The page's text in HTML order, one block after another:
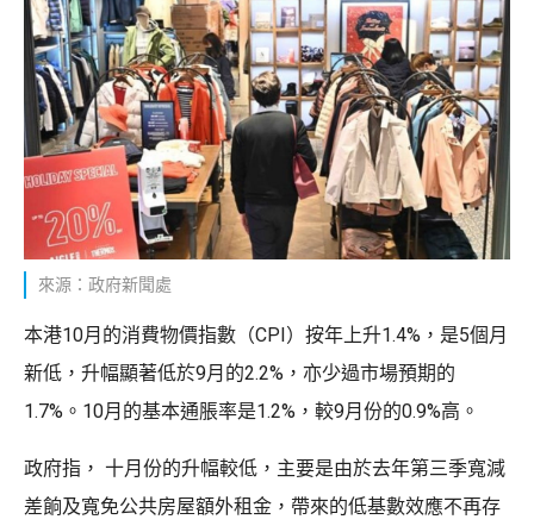
來源：政府新聞處
本港10月的消費物價指數（CPI）按年上升1.4%，是5個月
新低，升幅顯著低於9月的2.2%，亦少過市場預期的
1.7%。10月的基本通脹率是1.2%，較9月份的0.9%高。
政府指， 十月份的升幅較低，主要是由於去年第三季寬減
差餉及寬免公共房屋額外租金，帶來的低基數效應不再存